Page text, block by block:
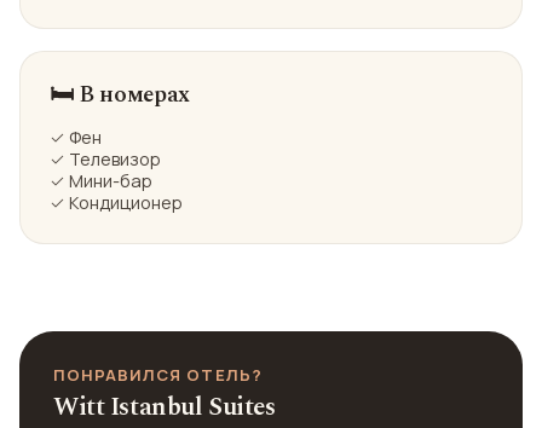
🛏️ В номерах
✓ Фен
✓ Телевизор
✓ Мини-бар
✓ Кондиционер
ПОНРАВИЛСЯ ОТЕЛЬ?
Witt Istanbul Suites